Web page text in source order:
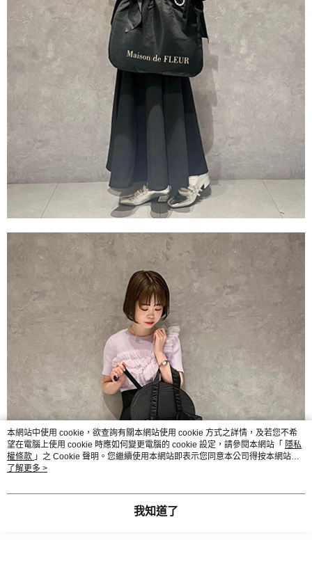
本網站中使用 cookie，欲查詢有關本網站使用 cookie 方式之詳情，及若您不希
望在電腦上使用 cookie 時應如何變更電腦的 cookie 設定，請參閱本網站「 隱私
權條款 」之 Cookie 聲明。您繼續使用本網站即表示您同意本公司得按本網站使
用條款之 Cookie 聲明使用 cookie。
了解更多 >
我知道了